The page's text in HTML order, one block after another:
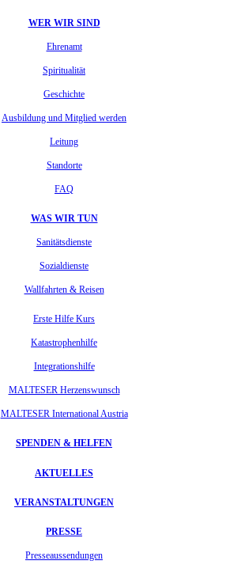
WER WIR SIND
Ehrenamt
Spiritualität
Geschichte
Ausbildung und Mitglied werden
Leitung
Standorte
FAQ
WAS WIR TUN
Sanitätsdienste
Sozialdienste
Wallfahrten & Reisen
Erste Hilfe Kurs
Katastrophenhilfe
Integrationshilfe
MALTESER Herzenswunsch
MALTESER International Austria
SPENDEN & HELFEN
AKTUELLES
VERANSTALTUNGEN
PRESSE
Presseaussendungen